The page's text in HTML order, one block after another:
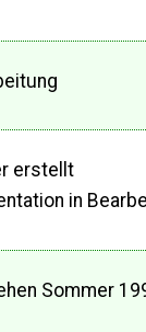
erstellt
in
Sommer